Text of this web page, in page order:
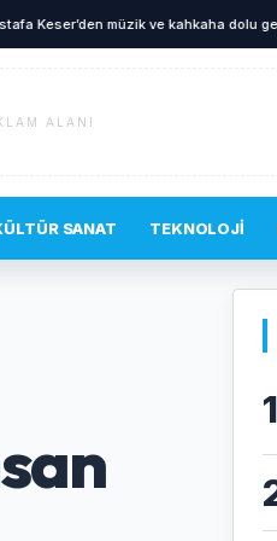
müzik ve kahkaha dolu gece•
ALANI
SANAT TEKNOLOJI
1